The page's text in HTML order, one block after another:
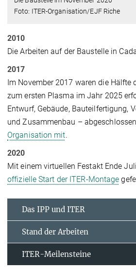
Foto: ITER-Organisation/EJF Riche
2010
Die Arbeiten auf der Baustelle in
2017
Im November 2017 waren die Hälfte
zum ersten Plasma im Jahr 2025
Entwurf, Gebäude, Bauteilfertigung,
und Zusammenbau –
Organisation mit.
2020
Mit einem virtuellen Festakt Ende
offizielle Start der ITER-Montage
Das IPP und ITER
Stand der Arbeiten
ITER-Meilensteine